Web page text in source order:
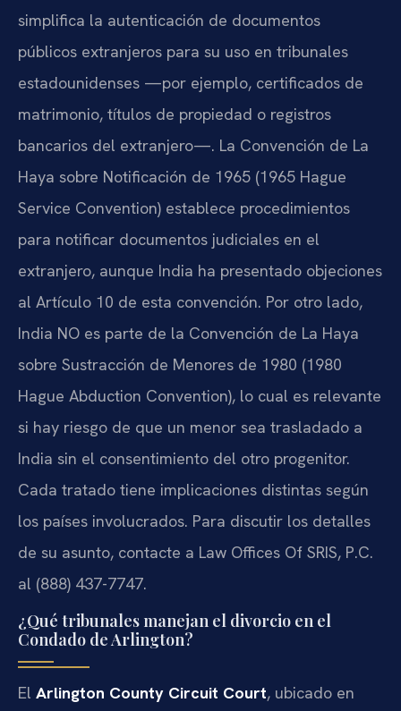
simplifica la autenticación de documentos
públicos extranjeros para su uso en tribunales
estadounidenses —por ejemplo, certificados de
matrimonio, títulos de propiedad o registros
bancarios del extranjero—. La Convención de La
Haya sobre Notificación de 1965 (1965 Hague
Service Convention) establece procedimientos
para notificar documentos judiciales en el
extranjero, aunque India ha presentado objeciones
al Artículo 10 de esta convención. Por otro lado,
India NO es parte de la Convención de La Haya
sobre Sustracción de Menores de 1980 (1980
Hague Abduction Convention), lo cual es relevante
si hay riesgo de que un menor sea trasladado a
India sin el consentimiento del otro progenitor.
Cada tratado tiene implicaciones distintas según
los países involucrados. Para discutir los detalles
de su asunto, contacte a Law Offices Of SRIS, P.C.
al (888) 437-7747.
¿Qué tribunales manejan el divorcio en el
Condado de Arlington?
El Arlington County Circuit Court, ubicado en